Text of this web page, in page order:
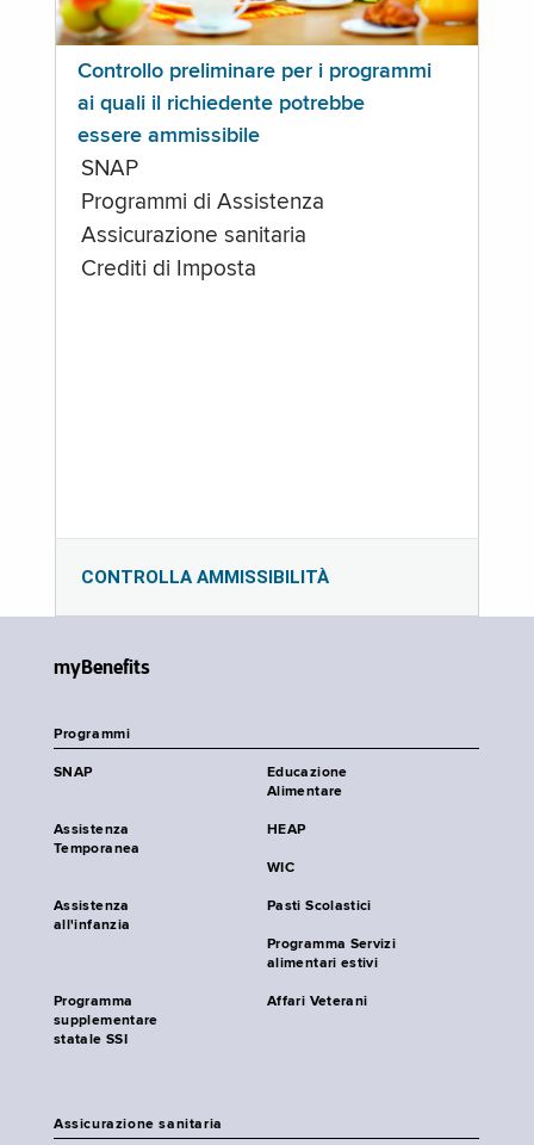
Controllo preliminare per i programmi
ai quali il richiedente potrebbe
essere ammissibile
SNAP
Programmi di Assistenza
Assicurazione sanitaria
Crediti di Imposta
CONTROLLA AMMISSIBILITÀ
myBenefits
Programmi
SNAP
Educazione
Alimentare
Assistenza
Temporanea
HEAP
WIC
Assistenza
all'infanzia
Pasti Scolastici
Programma Servizi
alimentari estivi
Programma
supplementare
statale SSI
Affari Veterani
Assicurazione sanitaria